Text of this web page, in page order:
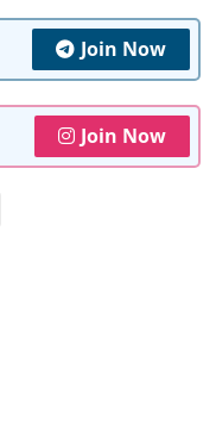
Join Now
Join Now